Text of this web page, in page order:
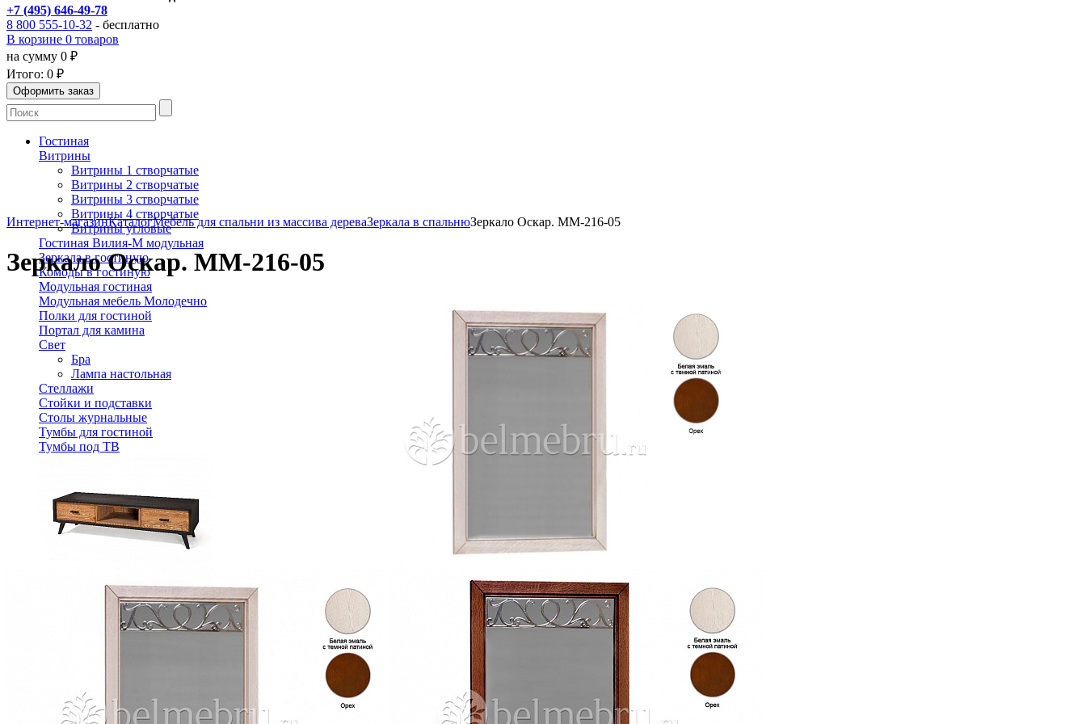
+7 (495) 646-49-78
8 800 555-10-32 - бесплатно
В корзине 0 товаров
на сумму 0 ₽
Итого: 0 ₽
Гостиная
Витрины
Витрины 1 створчатые
Витрины 2 створчатые
Витрины 3 створчатые
Витрины 4 створчатые
Витрины угловые
Гостиная Вилия-М модульная
Зеркала в гостиную
Комоды в гостиную
Модульная гостиная
Модульная мебель Молодечно
Полки для гостиной
Портал для камина
Свет
Бра
Лампа настольная
Стеллажи
Стойки и подставки
Столы журнальные
Тумбы для гостиной
Тумбы под ТВ
Кровати односпальные с подъемным механизмом
Кровати двуспальные с подъемным механизмом
Интернет-магазинКаталогМебель для спальни из массива дереваЗеркала в спальнюЗеркало Оскар. ММ-216-05
Зеркало Оскар. ММ-216-05